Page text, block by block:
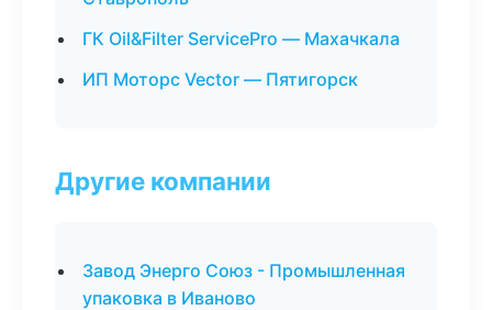
ГК Oil&Filter ServicePro — Махачкала
ИП Моторс Vector — Пятигорск
Другие компании
Завод Энерго Союз - Промышленная
упаковка в Иваново